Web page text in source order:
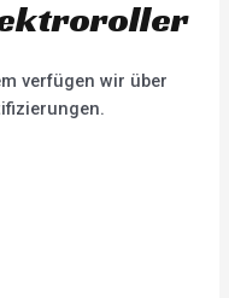
verfügen wir über